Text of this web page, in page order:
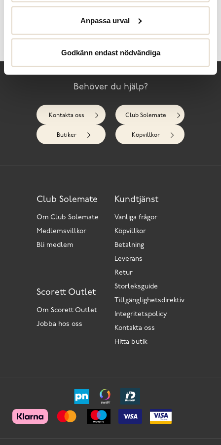
Anpassa urval
Godkänn endast nödvändiga
Behöver du hjälp?
Kontakta oss Club Solemate
Butiker Köpvillkor
Kundtjänst
Vanliga frågor
Köpvillkor
Betalning
Leverans
Retur
Storleksguide
Tillgänglighetsdirektiv
Integritetspolicy
Kontakta oss
Hitta butik
Scorett Outlet
Om Scorett Outlet
Jobba hos oss
Club Solemate
Om Club Solemate
Medlemsvillkor
Bli medlem